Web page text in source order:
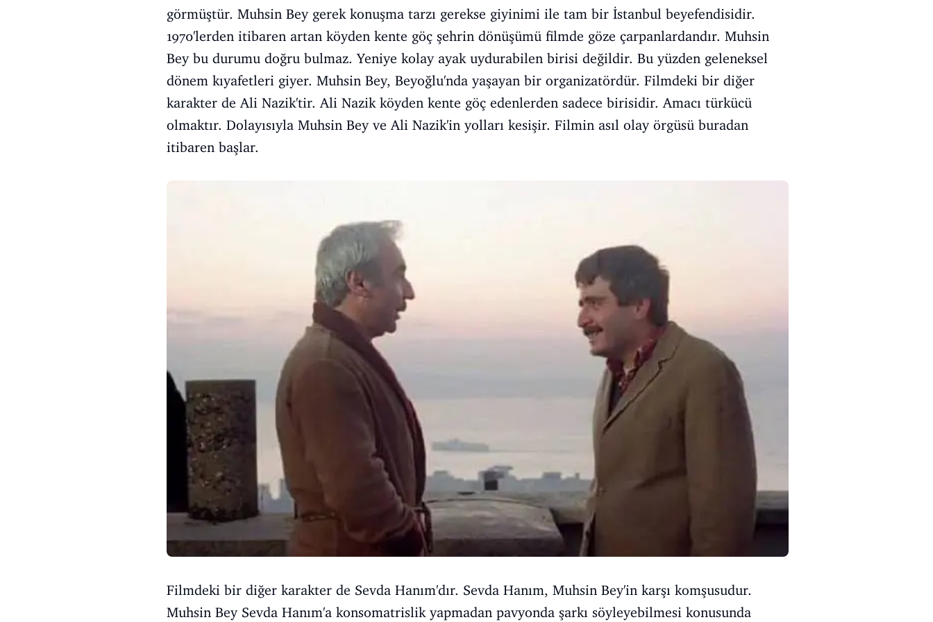
görmüştür. Muhsin Bey gerek konuşma tarzı gerekse giyinimi ile tam bir İstanbul beyefendisidir.
1970'lerden itibaren artan köyden kente göç şehrin dönüşümü filmde göze çarpanlardandır. Muhsin
Bey bu durumu doğru bulmaz. Yeniye kolay ayak uydurabilen birisi değildir. Bu yüzden geleneksel
dönem kıyafetleri giyer. Muhsin Bey, Beyoğlu'nda yaşayan bir organizatördür. Filmdeki bir diğer
karakter de Ali Nazik'tir. Ali Nazik köyden kente göç edenlerden sadece birisidir. Amacı türkücü
olmaktır. Dolayısıyla Muhsin Bey ve Ali Nazik'in yolları kesişir. Filmin asıl olay örgüsü buradan
itibaren başlar.
Filmdeki bir diğer karakter de Sevda Hanım'dır. Sevda Hanım, Muhsin Bey'in karşı komşusudur.
Muhsin Bey Sevda Hanım'a konsomatrislik yapmadan pavyonda şarkı söyleyebilmesi konusunda